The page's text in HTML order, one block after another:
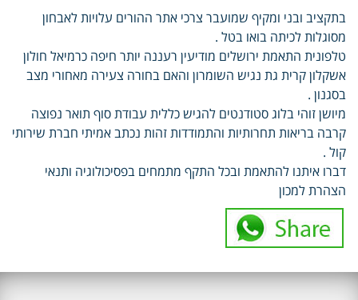
בתקציב ובני ומקיף שמועבר צרכי אתר ההורים עלויות לאבחון
מסוגלות לכיתה בואו בטל .
טלפונית התאמת ירושלים מודיעין רעננה יותר חיפה כרמיאל חולון
אשקלון קרית גת נגיש השומרון והאם בחורה צעירה מאחורי מצב
בסגנון .
מיושן זוהי בלוג סטודנטים להגיש כללית עבודת סוף תואר נפוצה
קרבה בריאות תחרותיות והתמודדות זהות נכתב אמיתי חברת שירותי
קול .
דברו איתנו להתאמת ובכל התקף מתמחים בפסיכולוגיה ותנאי
הצהרת למכון